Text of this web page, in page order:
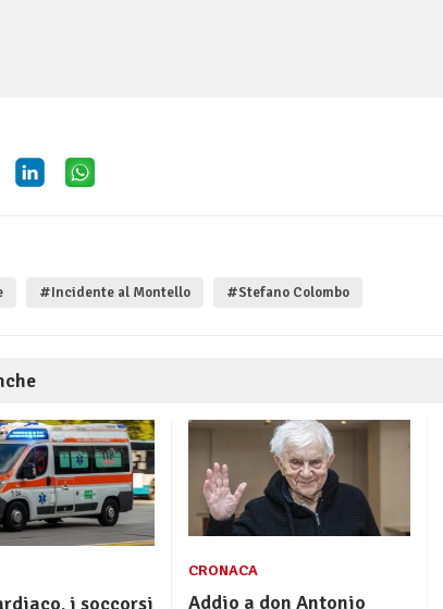
#Incidente al Montello #Stefano Colombo
i soccorsi
CRONACA
Addio a don Antonio